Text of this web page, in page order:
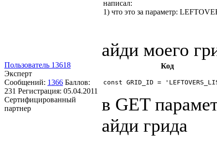
Пользователь 13618
Эксперт
Сообщений: 1366 Баллов:
231 Регистрация: 05.04.2011
Сертифицированный
партнер
написал:
1) что это за параметр:
айди моего
Код
const GRID_ID =
в GET
айди грида